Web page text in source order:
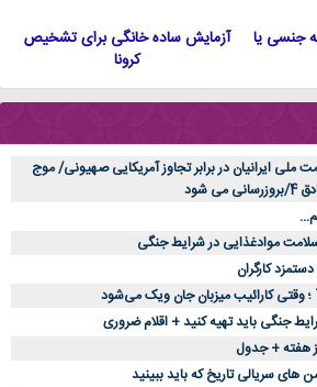
جنسی یا
آزمایش ساده خانگی برای تشخیص
کرونا
ملی ایرانیان در برابر تجاوز آمریکایی صهیونی/ موج
شود
موادغذایی در شرایط جنگی
کارگران
جنگی باید تهیه کنید + اقلام ضروری
هفته + جدول
های سریالی تاریخ که باید ببینید